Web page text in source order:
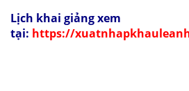
Lịch khai giảng xem
tại: https://